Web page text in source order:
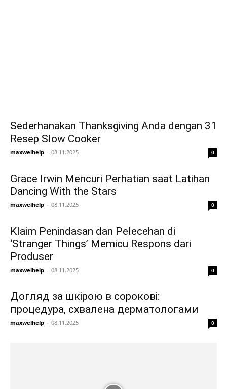
Sederhanakan Thanksgiving Anda dengan 31
Resep Slow Cooker
maxwelhelp - 08.11.2025 0
Grace Irwin Mencuri Perhatian saat Latihan
Dancing With the Stars
maxwelhelp - 08.11.2025 0
Klaim Penindasan dan Pelecehan di
‘Stranger Things’ Memicu Respons dari
Produser
maxwelhelp - 08.11.2025 0
Догляд за шкірою в сорокові:
процедура, схвалена дерматологами
maxwelhelp - 08.11.2025 0